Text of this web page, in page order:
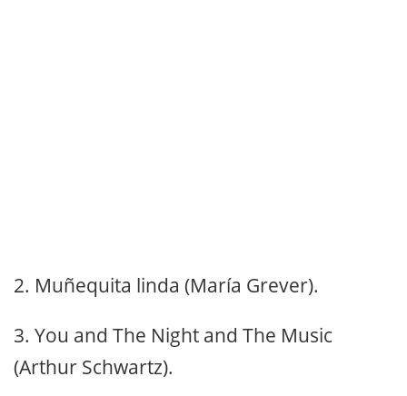
2. Muñequita linda (María Grever).
3. You and The Night and The Music
(Arthur Schwartz).